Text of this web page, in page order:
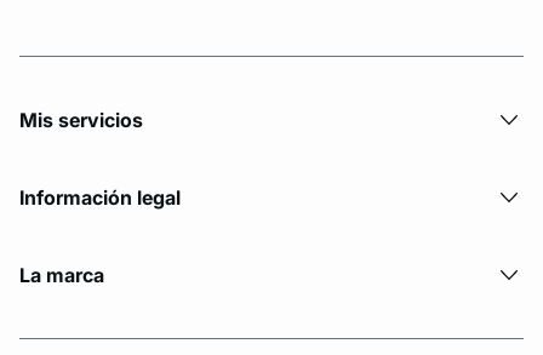
Mis servicios
Información legal
La marca